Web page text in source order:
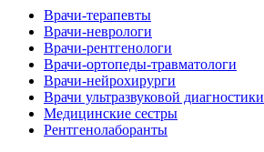
Врачи-терапевты
Врачи-неврологи
Врачи-рентгенологи
Врачи-ортопеды-травматологи
Врачи-нейрохирурги
Врачи ультразвуковой диагностики
Медицинские сестры
Рентгенолаборанты